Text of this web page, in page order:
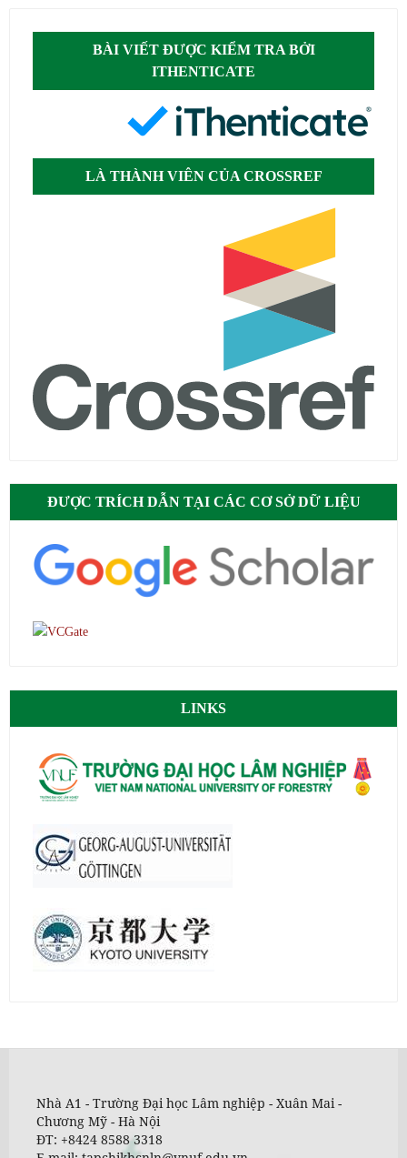
BÀI VIẾT ĐƯỢC KIỂM TRA BỞI
ITHENTICATE
LÀ THÀNH VIÊN CỦA CROSSREF
ĐƯỢC TRÍCH DẪN TẠI CÁC CƠ SỞ DỮ LIỆU
LINKS
Nhà A1 - Trường Đại học Lâm nghiệp - Xuân Mai -
Chương Mỹ - Hà Nội
ĐT: +8424 8588 3318